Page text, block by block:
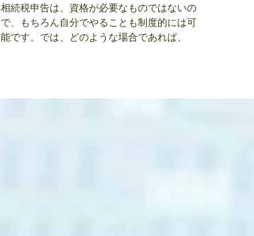
相続税申告は、資格が必要なものではないの
で、もちろん自分でやることも制度的には可
能です。では、どのような場合であれば、